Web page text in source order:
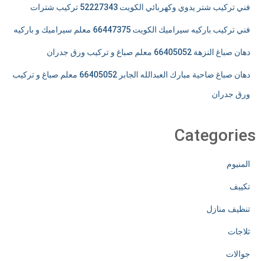
فني تركيب شتر يدوي وكهربائي الكويت 52227343 تركيب شترات
فني تركيب باركيه سيراميك الكويت 66447375 معلم سيراميك و باركيه
دهان صباغ النزهة 66405052 معلم صباغ و تركيب ورق جدران
دهان صباغ ضاحية مبارك العبدالله الجابر 66405052 معلم صباغ و تركيب
ورق جدران
Categories
المنيوم
تكييف
تنظيف منازل
ثلاجات
جوالات